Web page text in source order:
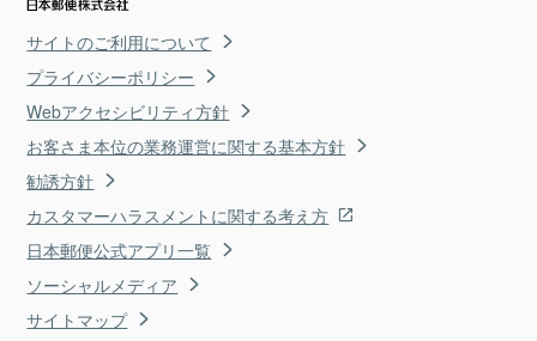
サイトのご利用について
プライバシーポリシー
Webアクセシビリティ方針
お客さま本位の業務運営に関する基本方針
勧誘方針
カスタマーハラスメントに関する考え方
日本郵便公式アプリ一覧
ソーシャルメディア
サイトマップ